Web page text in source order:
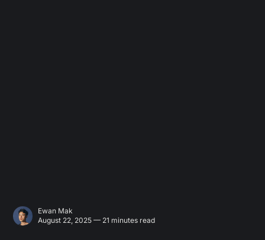
Ewan Mak
August 22, 2025 — 21 minutes read